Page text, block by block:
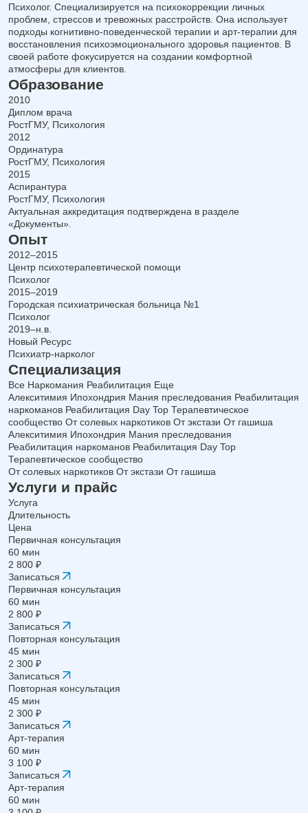
Психолог. Специализируется на психокоррекции личных
проблем, стрессов и тревожных расстройств. Она использует
подходы когнитивно-поведенческой терапии и арт-терапии для
восстановления психоэмоционального здоровья пациентов. В
своей работе фокусируется на создании комфортной
атмосферы для клиентов.
Образование
2010
Диплом врача
РостГМУ, Психология
2012
Ординатура
РостГМУ, Психология
2015
Аспирантура
РостГМУ, Психология
Актуальная аккредитация подтверждена в разделе
«Документы».
Опыт
2012–2015
Центр психотерапевтической помощи
Психолог
2015–2019
Городская психиатрическая больница №1
Психолог
2019–н.в.
Новый Ресурс
Психиатр‑нарколог
Специализация
Все Наркомания Реабилитация Еще
Алекситимия Ипохондрия Мания преследования Реабилитация
наркоманов Реабилитация Day Top Терапевтическое
сообщество От солевых наркотиков От экстази От гашиша
Алекситимия Ипохондрия Мания преследования
Реабилитация наркоманов Реабилитация Day Top
Терапевтическое сообщество
От солевых наркотиков От экстази От гашиша
Услуги и прайс
Услуга
Длительность
Цена
Первичная консультация
60 мин
2 800 ₽
Записаться
Первичная консультация
60 мин
2 800 ₽
Записаться
Повторная консультация
45 мин
2 300 ₽
Записаться
Повторная консультация
45 мин
2 300 ₽
Записаться
Арт-терапия
60 мин
3 100 ₽
Записаться
Арт-терапия
60 мин